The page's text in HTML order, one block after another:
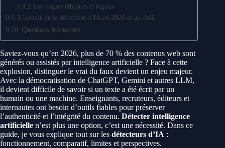
Les risques éthiques et légaux
L’avenir de la détection d’IA en 2026 et au-delà
Questions fréquentes
Saviez-vous qu’en 2026, plus de 70 % des contenus web sont
générés ou assistés par intelligence artificielle ? Face à cette
explosion, distinguer le vrai du faux devient un enjeu majeur.
Avec la démocratisation de ChatGPT, Gemini et autres LLM,
il devient difficile de savoir si un texte a été écrit par un
humain ou une machine. Enseignants, recruteurs, éditeurs et
internautes ont besoin d’outils fiables pour préserver
l’authenticité et l’intégrité du contenu. Détecter intelligence
artificielle n’est plus une option, c’est une nécessité. Dans ce
guide, je vous explique tout sur les détecteurs d’IA :
fonctionnement, comparatif, limites et perspectives.